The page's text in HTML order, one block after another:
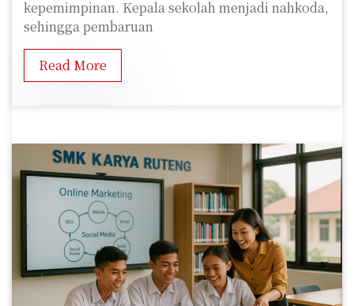
kepemimpinan. Kepala sekolah menjadi nahkoda,
sehingga pembaruan
Read More